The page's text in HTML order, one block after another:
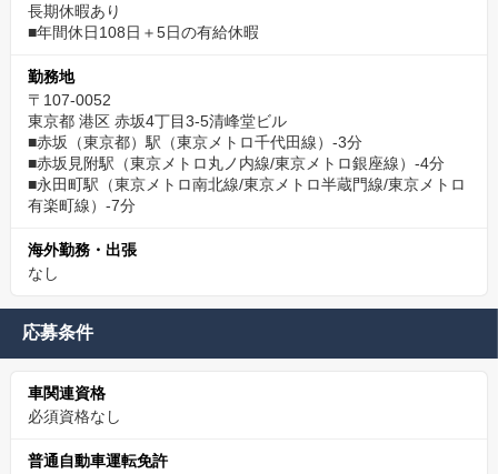
長期休暇あり
■年間休日108日＋5日の有給休暇
勤務地
〒107-0052
東京都 港区 赤坂4丁目3-5清峰堂ビル
■赤坂（東京都）駅（東京メトロ千代田線）-3分
■赤坂見附駅（東京メトロ丸ノ内線/東京メトロ銀座線）-4分
■永田町駅（東京メトロ南北線/東京メトロ半蔵門線/東京メトロ
有楽町線）-7分
海外勤務・出張
なし
応募条件
車関連資格
必須資格なし
普通自動車運転免許